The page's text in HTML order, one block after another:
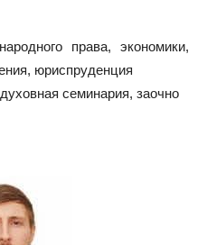
права, экономики,
юриспруденция
семинария, заочно